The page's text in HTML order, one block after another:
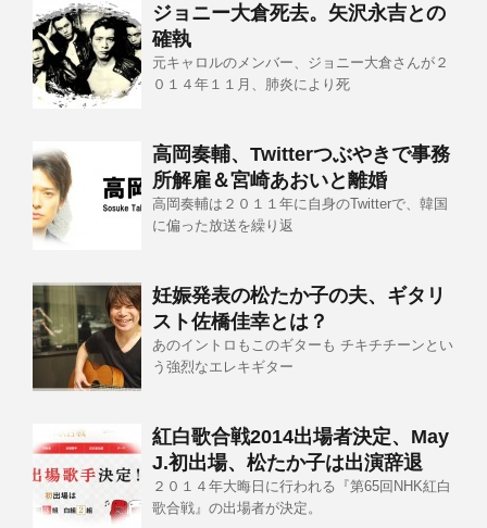
ジョニー大倉死去。矢沢永吉との
確執
元キャロルのメンバー、ジョニー大倉さんが２
０１４年１１月、肺炎により死
高岡奏輔、Twitterつぶやきで事務
所解雇＆宮崎あおいと離婚
高岡奏輔は２０１１年に自身のTwitterで、韓国
に偏った放送を繰り返
妊娠発表の松たか子の夫、ギタリ
スト佐橋佳幸とは？
あのイントロもこのギターも チキチチーンとい
う強烈なエレキギター
紅白歌合戦2014出場者決定、May
J.初出場、松たか子は出演辞退
２０１４年大晦日に行われる『第65回NHK紅白
歌合戦』の出場者が決定。